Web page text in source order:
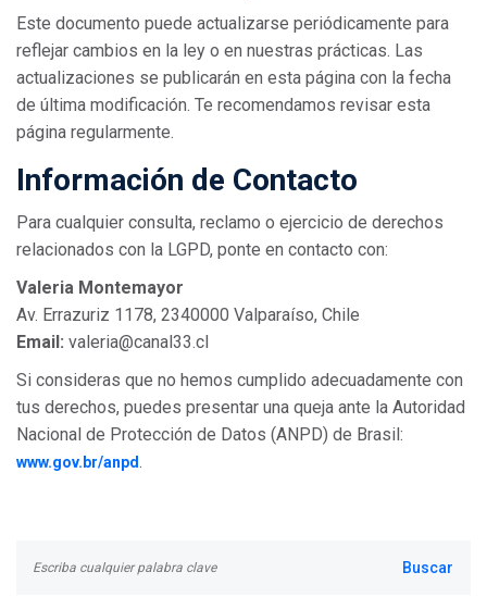
Este documento puede actualizarse periódicamente para
reflejar cambios en la ley o en nuestras prácticas. Las
actualizaciones se publicarán en esta página con la fecha
de última modificación. Te recomendamos revisar esta
página regularmente.
Información de Contacto
Para cualquier consulta, reclamo o ejercicio de derechos
relacionados con la LGPD, ponte en contacto con:
Valeria Montemayor
Av. Errazuriz 1178, 2340000 Valparaíso, Chile
Email: valeria@canal33.cl
Si consideras que no hemos cumplido adecuadamente con
tus derechos, puedes presentar una queja ante la Autoridad
Nacional de Protección de Datos (ANPD) de Brasil:
www.gov.br/anpd.